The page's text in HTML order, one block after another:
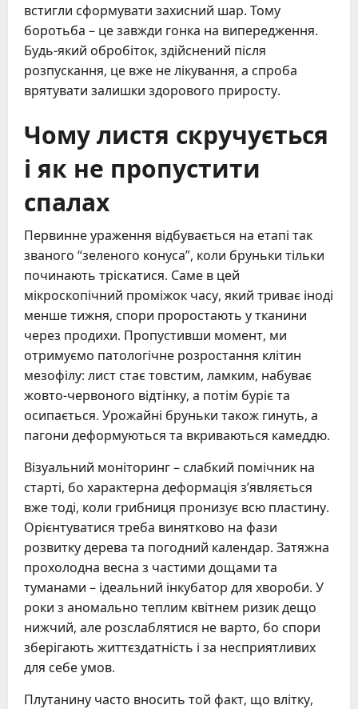
встигли сформувати захисний шар. Тому
боротьба – це завжди гонка на випередження.
Будь-який обробіток, здійснений після
розпускання, це вже не лікування, а спроба
врятувати залишки здорового приросту.
Чому листя скручується
і як не пропустити
спалах
Первинне ураження відбувається на етапі так
званого “зеленого конуса”, коли бруньки тільки
починають тріскатися. Саме в цей
мікроскопічний проміжок часу, який триває іноді
менше тижня, спори проростають у тканини
через продихи. Пропустивши момент, ми
отримуємо патологічне розростання клітин
мезофілу: лист стає товстим, ламким, набуває
жовто-червоного відтінку, а потім буріє та
осипається. Урожайні бруньки також гинуть, а
пагони деформуються та вкриваються камеддю.
Візуальний моніторинг – слабкий помічник на
старті, бо характерна деформація з’являється
вже тоді, коли грибниця пронизує всю пластину.
Орієнтуватися треба винятково на фази
розвитку дерева та погодний календар. Затяжна
прохолодна весна з частими дощами та
туманами – ідеальний інкубатор для хвороби. У
роки з аномально теплим квітнем ризик дещо
нижчий, але розслаблятися не варто, бо спори
зберігають життєздатність і за несприятливих
для себе умов.
Плутанину часто вносить той факт, що влітку,